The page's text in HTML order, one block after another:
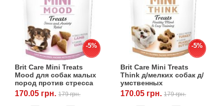
-5%
Brit Care Mini Treats
Mood для собак малых
пород против стресса
ягня вкус ваниль, 50 г
170.05 грн.179 грн.
-5%
Brit Care Mini Treats
Think д/мелких собак д/
умственных
способностей индейка
вкус арахис.масло, 50 г
170.05 грн.179 грн.